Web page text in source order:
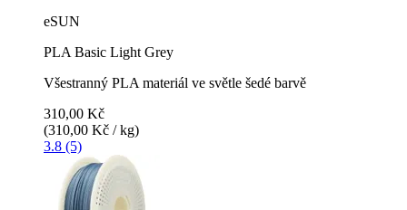
eSUN
PLA Basic Light Grey
Všestranný PLA materiál ve světle šedé barvě
310,00 Kč
(310,00 Kč / kg)
3.8 (5)